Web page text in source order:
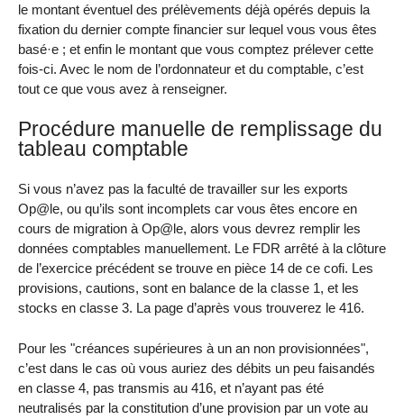
le montant éventuel des prélèvements déjà opérés depuis la
fixation du dernier compte financier sur lequel vous vous êtes
basé·e ; et enfin le montant que vous comptez prélever cette
fois-ci. Avec le nom de l’ordonnateur et du comptable, c’est
tout ce que vous avez à renseigner.
Procédure manuelle de remplissage du
tableau comptable
Si vous n’avez pas la faculté de travailler sur les exports
Op@le, ou qu’ils sont incomplets car vous êtes encore en
cours de migration à Op@le, alors vous devrez remplir les
données comptables manuellement. Le FDR arrêté à la clôture
de l’exercice précédent se trouve en pièce 14 de ce cofi. Les
provisions, cautions, sont en balance de la classe 1, et les
stocks en classe 3. La page d’après vous trouverez le 416.
Pour les "créances supérieures à un an non provisionnées",
c’est dans le cas où vous auriez des débits un peu faisandés
en classe 4, pas transmis au 416, et n’ayant pas été
neutralisés par la constitution d’une provision par un vote au